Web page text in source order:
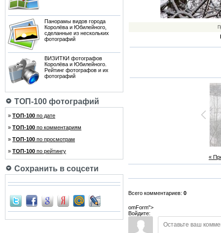
Панорамы видов города
Королёва и Юбилейного,
сделанные из нескольких
фотографий
ВИЗИТКИ фотографов
Королёва и Юбилейного.
Рейтинг фотографов и их
фотографий
ТОП-100 фотографий
» ТОП-100 по дате
» ТОП-100 по комментариям
» ТОП-100 по просмотрам
» ТОП-100 по рейтингу
Сохранить в соцсети
«
Всего комментариев: 0
omForm">
Войдите: